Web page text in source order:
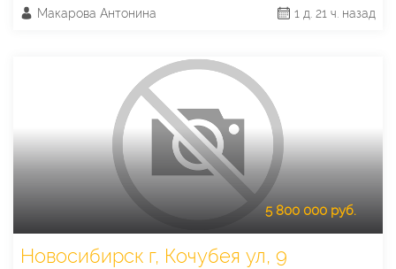
Макарова Антонина 1 д. 21 ч. назад
5 800 000 руб.
Новосибирск г, Кочубея ул, 9